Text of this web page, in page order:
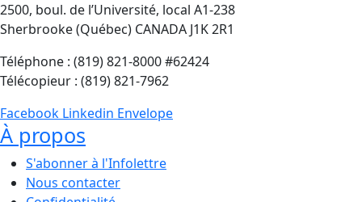
2500, boul. de l’Université, local A1-238
Sherbrooke (Québec) CANADA J1K 2R1
Téléphone : (819) 821-8000 #62424
Télécopieur : (819) 821-7962
Facebook Linkedin Envelope
À propos
S'abonner à l'Infolettre
Nous contacter